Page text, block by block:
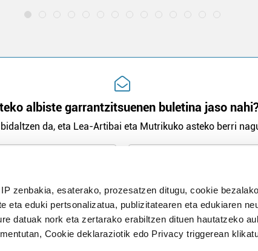
zenbakia, esaterako, prozesatzen ditugu, cookie
eta eduki pertsonalizatua, publizitatearen eta edukiaren
datuak nork eta zertarako erabiltzen dituen hautatzeko
Cookie deklaraziotik edo Privacy triggerean
albiste garrantzitsuenen buletina jaso
da, eta Lea-Artibai eta Mutrikuko asteko berri